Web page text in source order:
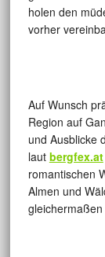
holen den
vorher
Auf Wunsch
Region auf
und Ausblicke
laut bergfex.at
romantischen
Almen und